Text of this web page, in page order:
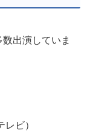
出演していま
ビ）